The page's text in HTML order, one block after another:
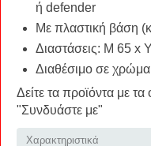
ή defender
Με πλαστική βάση
Διαστάσεις: Μ 65 x
Διαθέσιμο σε
Δείτε τα προϊόντα με
"Συνδυάστε με"
Χαρακτηριστικά